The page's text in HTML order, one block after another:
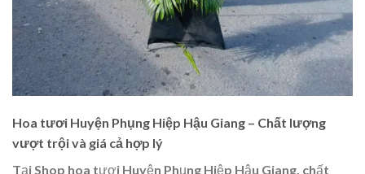
Hoa tươi Huyện Phụng Hiệp Hậu Giang – Chất lượng
vượt trội và giá cả hợp lý
Tại Shop hoa tươi Huyện Phụng Hiệp Hậu Giang, chất